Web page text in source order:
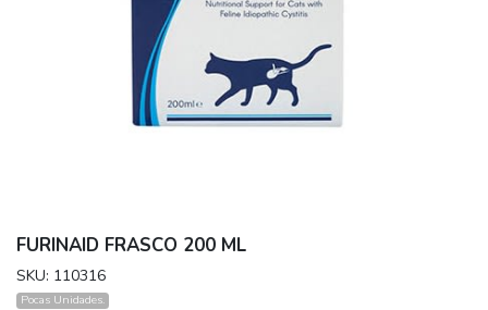
FURINAID FRASCO 200 ML
SKU: 110316
Pocas Unidades.